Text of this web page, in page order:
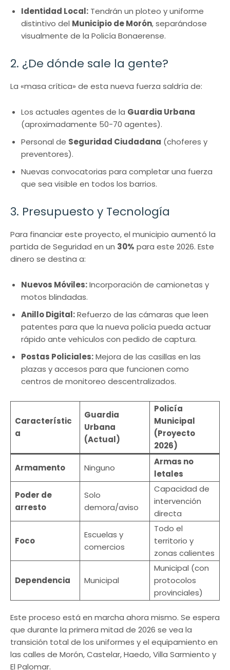
Identidad Local: Tendrán un ploteo y uniforme
distintivo del Municipio de Morón, separándose
visualmente de la Policía Bonaerense.
2. ¿De dónde sale la gente?
La «masa crítica» de esta nueva fuerza saldría de:
Los actuales agentes de la Guardia Urbana
(aproximadamente 50-70 agentes).
Personal de Seguridad Ciudadana (choferes y
preventores).
Nuevas convocatorias para completar una fuerza
que sea visible en todos los barrios.
3. Presupuesto y Tecnología
Para financiar este proyecto, el municipio aumentó la
partida de Seguridad en un 30% para este 2026. Este
dinero se destina a:
Nuevos Móviles:Incorporación de camionetas y
motos blindadas.
Anillo Digital:Refuerzo de las cámaras que leen
patentes para que la nueva policía pueda actuar
rápido ante vehículos con pedido de captura.
Postas Policiales:Mejora de las casillas en las
plazas y accesos para que funcionen como
centros de monitoreo descentralizados.
Característic
a
Guardia
Urbana
(Actual)
Policía
Municipal
(Proyecto
2026)
Armamento Ninguno
Armas no
letales
Poder de
arresto
Solo
demora/aviso
Capacidad de
intervención
directa
Foco
Escuelas y
comercios
Todo el
territorio y
zonas calientes
Dependencia Municipal
Municipal (con
protocolos
provinciales)
Este proceso está en marcha ahora mismo. Se espera
que durante la primera mitad de 2026 se vea la
transición total de los uniformes y el equipamiento en
las calles de Morón, Castelar, Haedo, Villa Sarmiento y
El Palomar.